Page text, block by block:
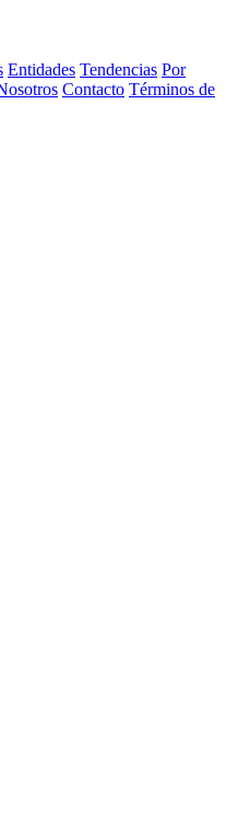
Entidades Tendencias Por
Contacto Términos de